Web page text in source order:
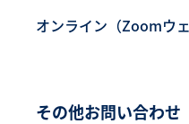
オンライン（Zoomウェ
その他お問い合わせ